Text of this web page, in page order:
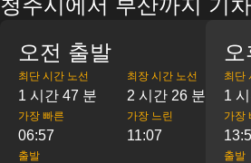
청주시에서 부산까지 기
오전 출발
최단 시간 노선
1 시간 47 분
최장 시간 노선
2 시간 26 분
가장 빠른
06:57
가장 느린
11:07
출발
최단
1
가장
출발